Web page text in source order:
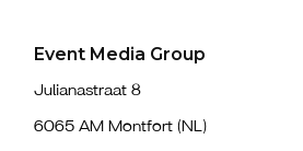
Event Media Group
Julianastraat 8
6065 AM Montfort (NL)